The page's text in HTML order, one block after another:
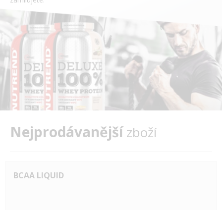
Nejprodávanějšízboží
BCAA LIQUID